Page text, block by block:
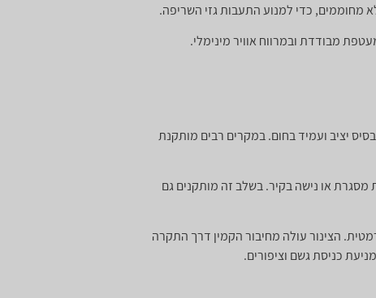
מחוממים, כדי למנוע התעבות גזי השריפה.
מבודדת ובמרווח אוויר מינימלי.
יציב ועמיד בחום. במקרים רבים מותקנת
מסגרת או נישה בקיר. בשלב זה מותקנים גם
הצינור עולה מחיבור הקמין דרך התקרה
כניסת גשם וציפורים.